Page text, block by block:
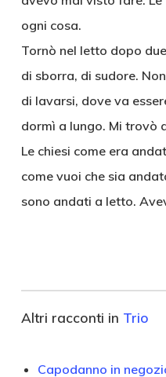
ogni cosa.
Tornò nel letto dopo
di sborra, di sudore.
di lavarsi, dove va
dormì a lungo. Mi trovò
Le chiesi come era
come vuoi che sia
sono andati a letto.
Altri racconti in Trio
Capodanno in